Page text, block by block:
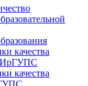
качества
ИрГУПС
качества